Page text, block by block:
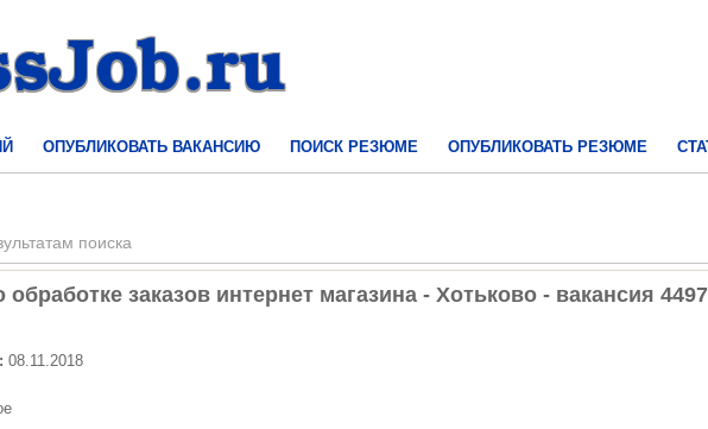
ОПУБЛИКОВАТЬ ВАКАНСИЮ ПОИСК РЕЗЮМЕ ОПУБЛИКОВАТЬ РЕЗЮМЕ
поиска
заказов интернет магазина - Хотьково - вакансия
08.11.2018